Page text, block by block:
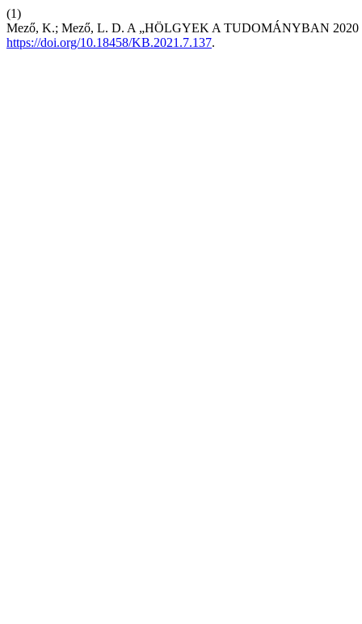
(1)
Mező, K.; Mező, L. D. A „HÖLGYEK A TUDOMÁNYBAN 2020
https://doi.org/10.18458/KB.2021.7.137.